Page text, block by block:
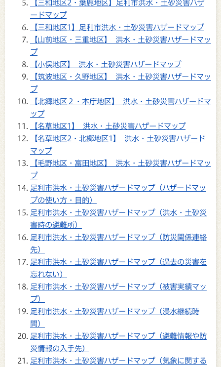
【三和地区2・葉鹿地区】足利市洪水・土砂災害ハザ
ードマップ
【三和地区1】足利市洪水・土砂災害ハザードマップ
【山前地区・三重地区】 洪水・土砂災害ハザードマッ
プ
【小俣地区】 洪水・土砂災害ハザードマップ
【筑波地区・久野地区】 洪水・土砂災害ハザードマッ
プ
【北郷地区２・本庁地区】 洪水・土砂災害ハザードマ
ップ
【名草地区1】 洪水・土砂災害ハザードマップ
【名草地区2・北郷地区1】 洪水・土砂災害ハザード
マップ
【毛野地区・富田地区】 洪水・土砂災害ハザードマッ
プ
足利市洪水・土砂災害ハザードマップ（ハザードマッ
プの使い方・目的）
足利市洪水・土砂災害ハザードマップ（洪水・土砂災
害時の避難所）
足利市洪水・土砂災害ハザードマップ（防災関係連絡
先）
足利市洪水・土砂災害ハザードマップ（過去の災害を
忘れない）
足利市洪水・土砂災害ハザードマップ（被害実績マッ
プ）
足利市洪水・土砂災害ハザードマップ（浸水継続時
間）
足利市洪水・土砂災害ハザードマップ（避難情報や防
災情報の入手先）
足利市洪水・土砂災害ハザードマップ（気象に関する